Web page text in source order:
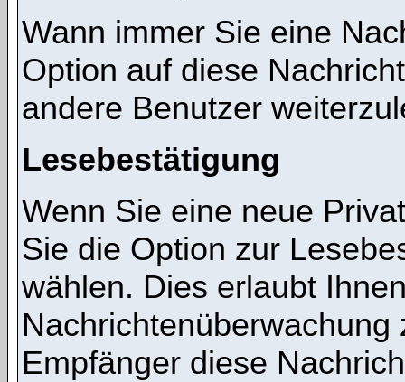
Wann immer Sie eine
Option auf diese
andere Benutzer
Lesebestätigung
Wenn Sie eine neue
Sie die Option zur
wählen. Dies erlaubt
Empfänger diese